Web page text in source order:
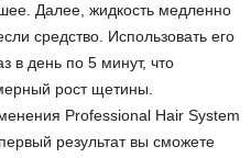
Далее, жидкость медленно
средство. Использовать его
в день по 5 минут, что
рост щетины.
Professional Hair System
результат вы сможете